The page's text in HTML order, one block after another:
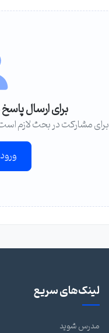
برای ارسال
برای مشارکت در بحث لازم
لینک‌های سریع
مدرس شوید